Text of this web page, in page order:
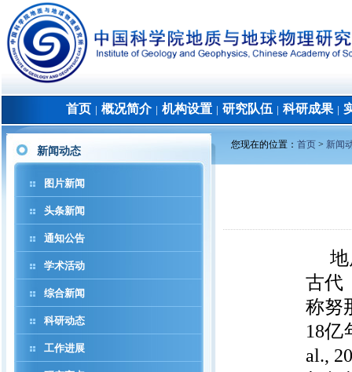
首页 概况简介│ 机构设置 研究队伍 科研成果│
新闻动态
图片新闻
头条新闻
通知公告
学术活动
综合新闻
科研动态
工作进展
您现在的位置： 首页 > 新闻
古代
称努
18亿
al.,